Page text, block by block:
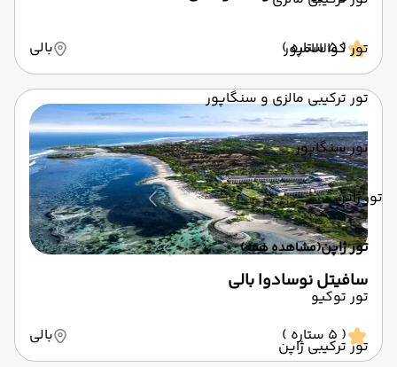
تور کوالالامپور
تور ترکیبی مالزی و سنگاپور
تور سنگاپور
تور ژاپن
تور ژاپن(مشاهده همه)
تور توکیو
تور ترکیبی ژاپن
( 5 ستاره ) بالی
سافیتل نوسادوا بالی
( 5 ستاره ) بالی